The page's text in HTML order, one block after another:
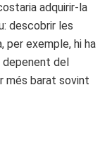
adquirir-la
descobrir les
per exemple, hi ha
del
més barat sovint